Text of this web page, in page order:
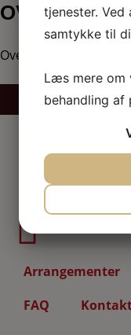
Overnat i hjertet af
Arrangementer
FAQ
tjenester.
samtykke til
Læs mere om
behandling af